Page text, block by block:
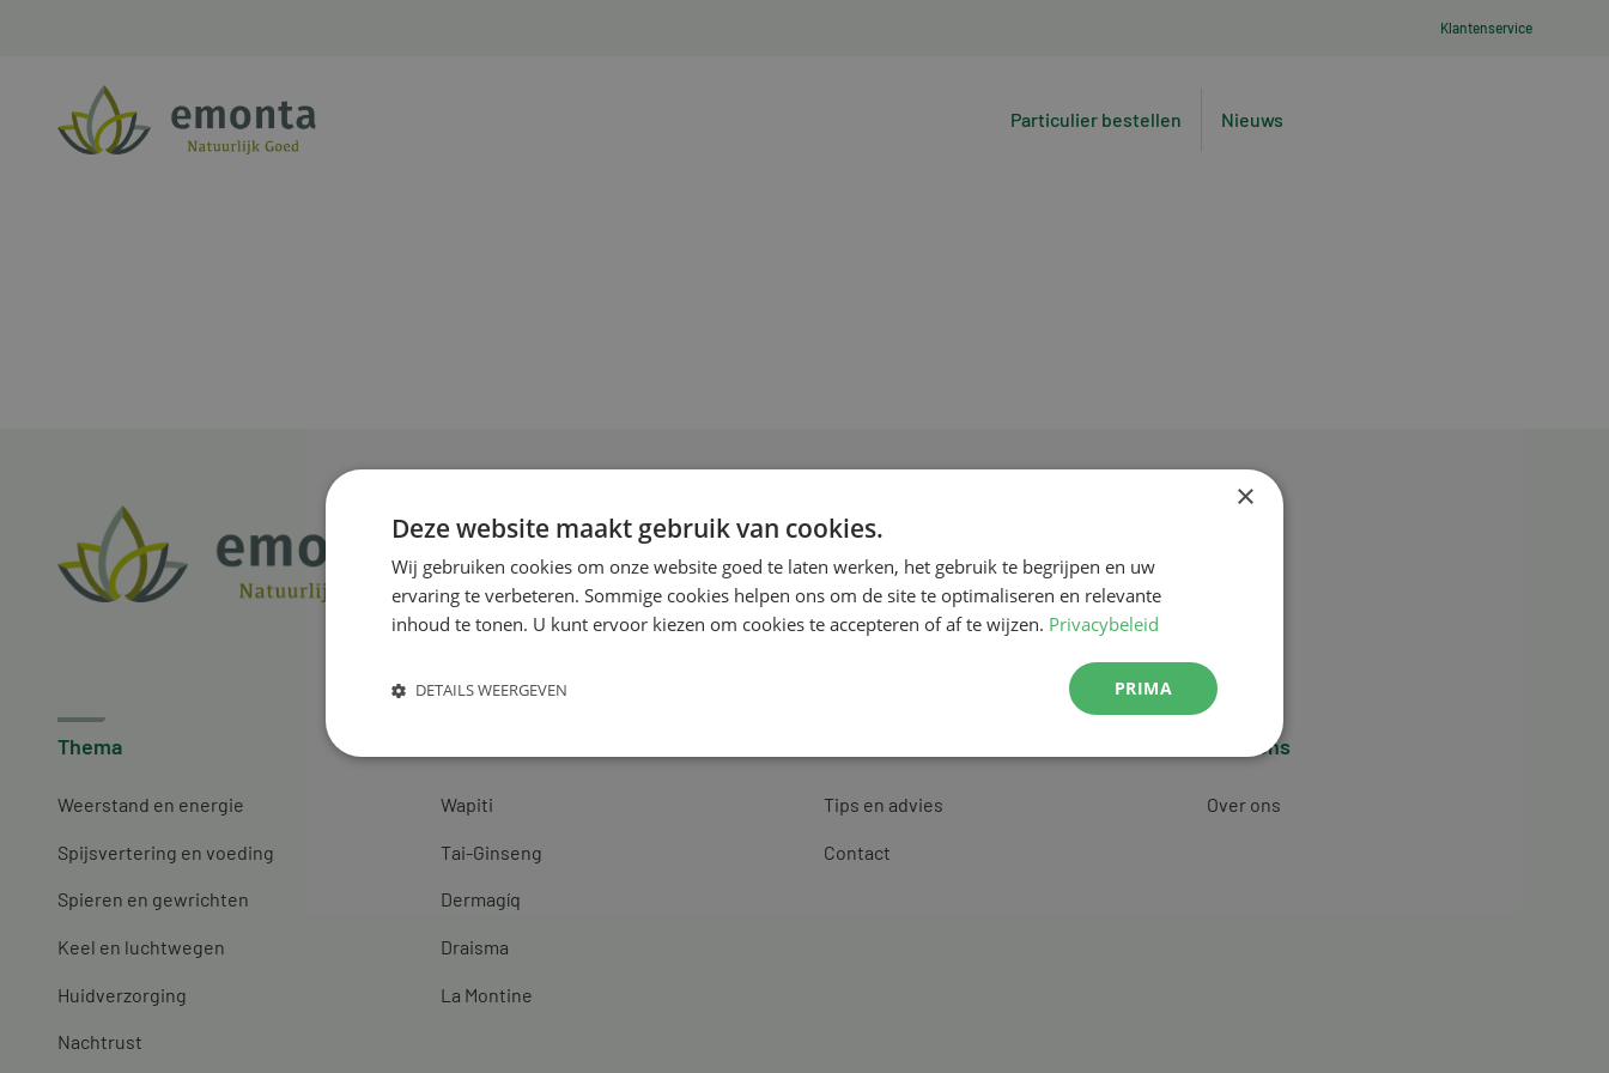
Klantenservice
Particulier bestellen Nieuws
Thema
Weerstand en energie
Spijsvertering en voeding
Spieren en gewrichten
Keel en luchtwegen
Huidverzorging
Nachtrust
Wapiti
Tai-Ginseng
Dermagíq
Draisma
La Montine
Tips en advies
Contact
Over ons
Over ons
×
Deze website maakt gebruik van cookies.
Wij gebruiken cookies om onze website goed te laten werken, het gebruik te begrijpen en uw
ervaring te verbeteren. Sommige cookies helpen ons om de site te optimaliseren en relevante
inhoud te tonen. U kunt ervoor kiezen om cookies te accepteren of af te wijzen. Privacybeleid
PRIMA
DETAILS WEERGEVEN